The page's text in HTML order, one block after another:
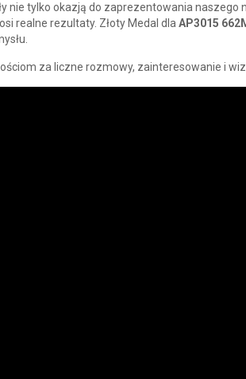
nie tylko okazją do zaprezentowania
realne rezultaty. Złoty Medal dlaAP3015
za liczne rozmowy, zainteresowanie i